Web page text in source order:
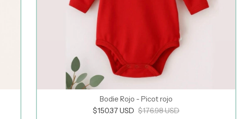
Bodie Rojo - Picot rojo
$150.37 USD $176.98 USD